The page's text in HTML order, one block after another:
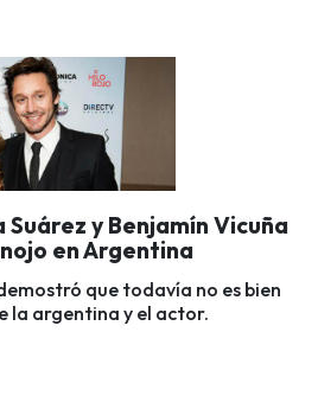
Suárez y Benjamín Vicuña
en Argentina
que todavía no es bien
la argentina y el actor.